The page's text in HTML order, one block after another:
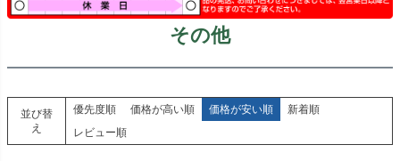
その他
並び替
え
優先度順 価格が高い順 価格が安い順
新着順
レビュー順